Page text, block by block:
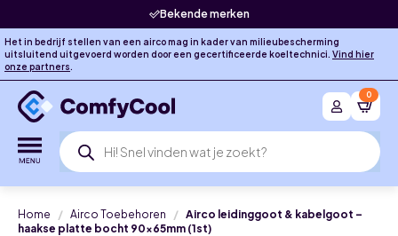
Bekende merken
Het in bedrijf stellen van een airco mag in kader van milieubescherming
uitsluitend uitgevoerd worden door een gecertificeerde koeltechnici. Vind hier
onze partners.
Producten
zoeken
0
Home Airco Toebehoren
Airco leidinggoot & kabelgoot –
haakse platte bocht 90x65mm (1st)